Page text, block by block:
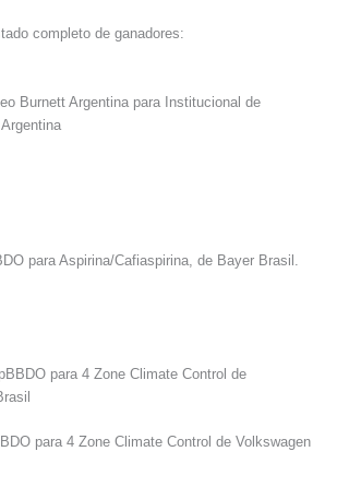
completo de ganadores:
Burnett Argentina para Institucional de
para Aspirina/Cafiaspirina, de Bayer Brasil.
para 4 Zone Climate Control de
para 4 Zone Climate Control de Volkswagen